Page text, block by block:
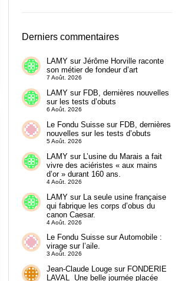
Derniers commentaires
LAMYsur Jérôme Horville raconte
son métier de fondeur d’art
7 Août. 2026
LAMYsur FDB, dernières nouvelles
sur les tests d’obuts
6 Août. 2026
Le Fondu Suissesur FDB, dernières
nouvelles sur les tests d’obuts
5 Août. 2026
LAMYsur L’usine du Marais a fait
vivre des aciéristes « aux mains
d’or » durant 160 ans.
4 Août. 2026
LAMYsur La seule usine française
qui fabrique les corps d’obus du
canon Caesar.
4 Août. 2026
Le Fondu SuissesurAutomobile :
virage sur l’aile.
3 Août. 2026
Jean-Claude Lougesur FONDERIE
LAVAL Une belle journée placée